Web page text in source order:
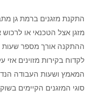
התקנת מזגנים ברמת גן
מזגן אצל הטכנאי או
ההתקנה אורך מספר שעות
לקדוח בקירות מזוינים
המאמץ ושעות העבודה
סוגי המזגנים הקיימים